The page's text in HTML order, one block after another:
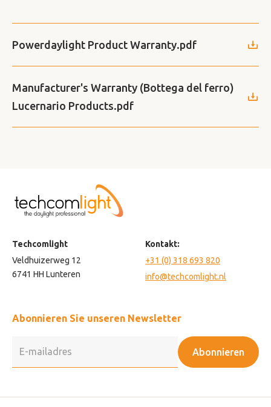
Powerdaylight Product Warranty.pdf
Manufacturer's Warranty (Bottega del ferro)
Lucernario Products.pdf
Techcomlight
Veldhuizerweg 12
6741 HH Lunteren
Kontakt:
+31 (0) 318 693 820
info@techcomlight.nl
Abonnieren Sie unseren Newsletter
Abonnieren